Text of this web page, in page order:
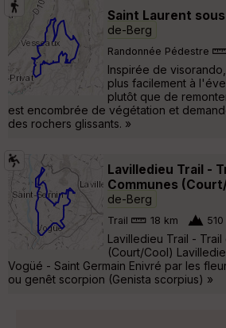
Saint Laurent
de-Berg
Randonnée Pédestre
Inspirée de
plus facilement à
plutôt que de
est encombrée de végétation et
des rochers glissants. »
Lavilledieu Trail -
Communes
de-Berg
Trail 18 km 510
Lavilledieu Trail -
(Court/Cool)
Vogüé - Saint Germain Enivré par les
ou genêt scorpion (Genista scorpius) »